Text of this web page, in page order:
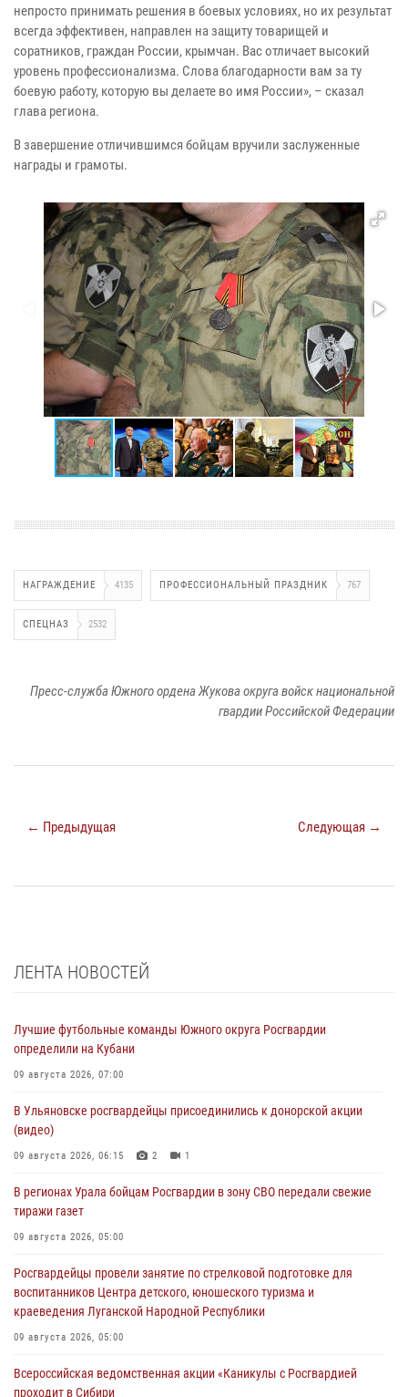
непросто принимать решения в боевых условиях, но их результат
всегда эффективен, направлен на защиту товарищей и
соратников, граждан России, крымчан. Вас отличает высокий
уровень профессионализма. Слова благодарности вам за ту
боевую работу, которую вы делаете во имя России», – сказал
глава региона.
В завершение отличившимся бойцам вручили заслуженные
награды и грамоты.
НАГРАЖДЕНИЕ 4135 ПРОФЕССИОНАЛЬНЫЙ ПРАЗДНИК 767
СПЕЦНАЗ 2532
Пресс-служба Южного ордена Жукова округа войск национальной
гвардии Российской Федерации
← Предыдущая Следующая →
ЛЕНТА НОВОСТЕЙ
Лучшие футбольные команды Южного округа Росгвардии
определили на Кубани
09 августа 2026, 07:00
В Ульяновске росгвардейцы присоединились к донорской акции
(видео)
09 августа 2026, 06:15 2 1
В регионах Урала бойцам Росгвардии в зону СВО передали свежие
тиражи газет
09 августа 2026, 05:00
Росгвардейцы провели занятие по стрелковой подготовке для
воспитанников Центра детского, юношеского туризма и
краеведения Луганской Народной Республики
09 августа 2026, 05:00
Всероссийская ведомственная акции «Каникулы с Росгвардией
проходит в Сибири